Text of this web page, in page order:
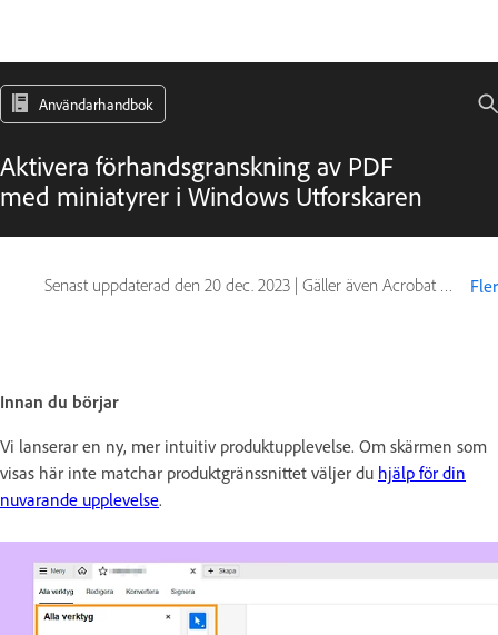
Användarhandbok
Aktivera förhandsgranskning av PDF
med miniatyrer i Windows Utforskaren
Senast uppdaterad den 20 dec. 2023 | Gäller även Acrobat Reader, Adobe Acrobat 2017, Adobe Acrobat 2020 Fler
Innan du börjar
Vi lanserar en ny, mer intuitiv produktupplevelse. Om skärmen som
visas här inte matchar produktgränssnittet väljer du hjälp för din
nuvarande upplevelse.